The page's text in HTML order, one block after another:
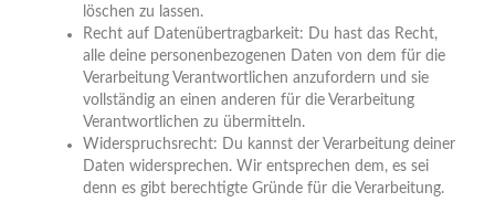
löschen zu lassen.
Recht auf Datenübertragbarkeit: Du hast das Recht,
alle deine personenbezogenen Daten von dem für die
Verarbeitung Verantwortlichen anzufordern und sie
vollständig an einen anderen für die Verarbeitung
Verantwortlichen zu übermitteln.
Widerspruchsrecht: Du kannst der Verarbeitung deiner
Daten widersprechen. Wir entsprechen dem, es sei
denn es gibt berechtigte Gründe für die Verarbeitung.